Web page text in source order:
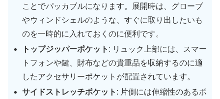
ことでパッカブルになります。展開時は、グローブ
やウィンドシェルのような、すぐに取り出したいも
のを一時的に入れておくのに便利です。
トップジッパーポケット : リュック上部には、スマー
トフォンや鍵、財布などの貴重品を収納するのに適
したアクセサリーポケットが配置されています。
サイドストレッチポケット : 片側には伸縮性のあるポ